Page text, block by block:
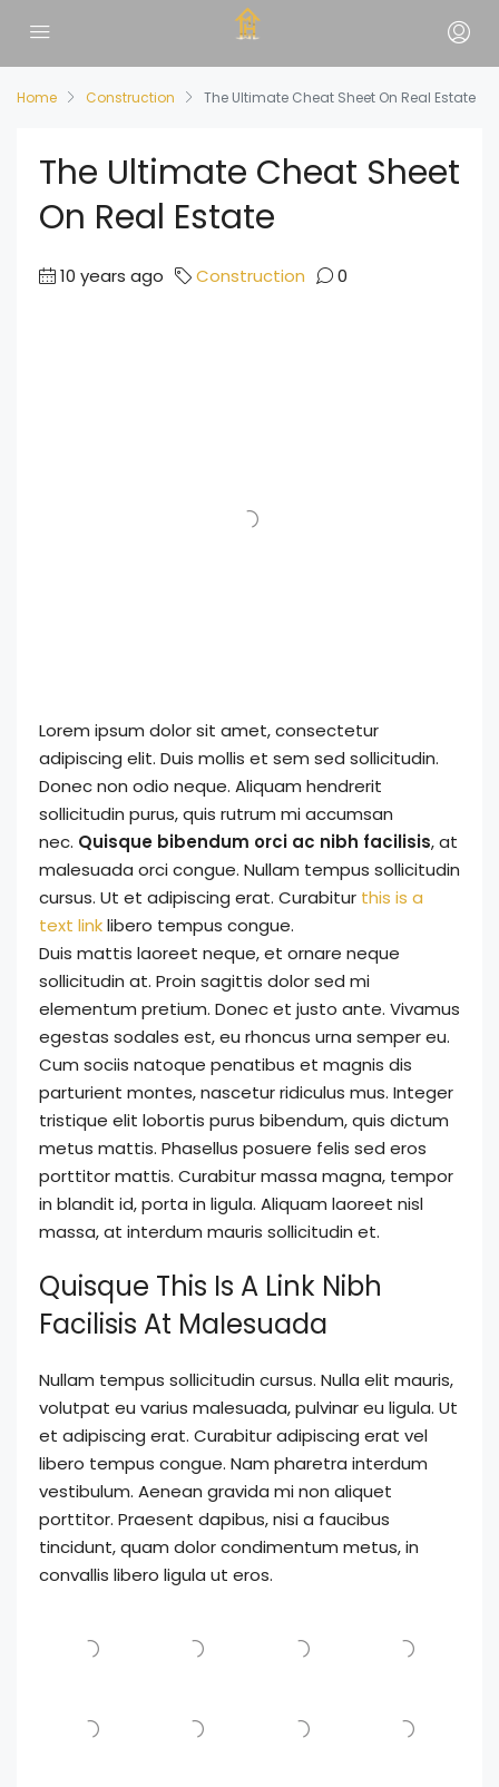
Home Construction The Ultimate Cheat Sheet On Real Estate
The Ultimate Cheat Sheet
On Real Estate
10 years ago Construction 0
Lorem ipsum dolor sit amet, consectetur
adipiscing elit. Duis mollis et sem sed sollicitudin.
Donec non odio neque. Aliquam hendrerit
sollicitudin purus, quis rutrum mi accumsan
nec. Quisque bibendum orci ac nibh facilisis, at
malesuada orci congue. Nullam tempus sollicitudin
cursus. Ut et adipiscing erat. Curabitur this is a
text linklibero tempus congue.
Duis mattis laoreet neque, et ornare neque
sollicitudin at. Proin sagittis dolor sed mi
elementum pretium. Donec et justo ante. Vivamus
egestas sodales est, eu rhoncus urna semper eu.
Cum sociis natoque penatibus et magnis dis
parturient montes, nascetur ridiculus mus. Integer
tristique elit lobortis purus bibendum, quis dictum
metus mattis. Phasellus posuere felis sed eros
porttitor mattis. Curabitur massa magna, tempor
in blandit id, porta in ligula. Aliquam laoreet nisl
massa, at interdum mauris sollicitudin et.
Quisque This Is A Link Nibh
Facilisis At Malesuada
Nullam tempus sollicitudin cursus. Nulla elit mauris,
volutpat eu varius malesuada, pulvinar eu ligula. Ut
et adipiscing erat. Curabitur adipiscing erat vel
libero tempus congue. Nam pharetra interdum
vestibulum. Aenean gravida mi non aliquet
porttitor. Praesent dapibus, nisi a faucibus
tincidunt, quam dolor condimentum metus, in
convallis libero ligula ut eros.